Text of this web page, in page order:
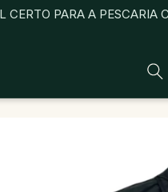
CERTO PARA A PESCARIA